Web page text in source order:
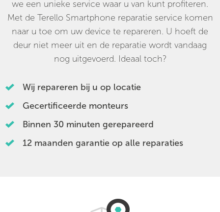
we een unieke service waar u van kunt profiteren.
Met de Terello Smartphone reparatie service komen
naar u toe om uw device te repareren. U hoeft de
deur niet meer uit en de reparatie wordt vandaag
nog uitgevoerd. Ideaal toch?
Wij repareren bij u op locatie
Gecertificeerde monteurs
Binnen 30 minuten gerepareerd
12 maanden garantie op alle reparaties